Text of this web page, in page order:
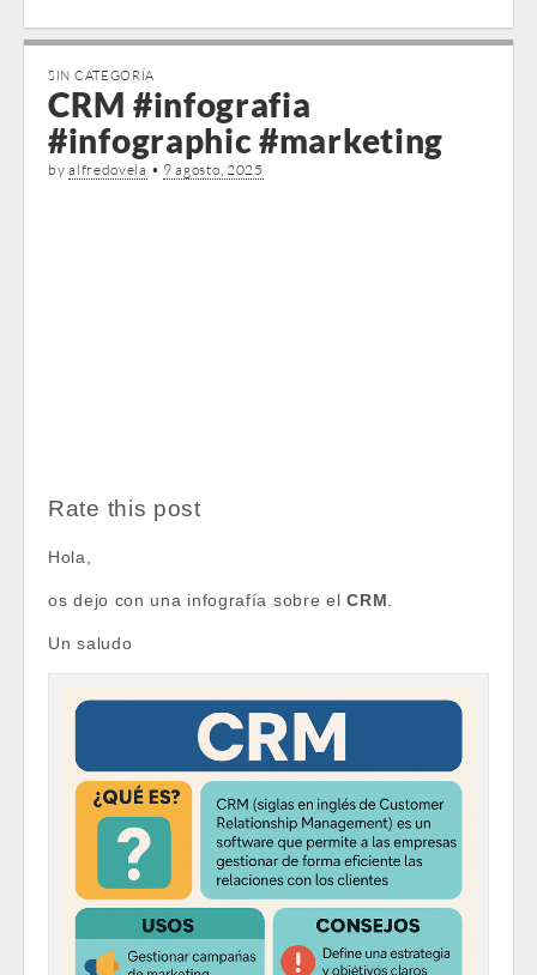
SIN CATEGORÍA
CRM #infografia
#infographic #marketing
byalfredovela • 9 agosto, 2025
Rate this post
Hola,
os dejo con una infografía sobre elCRM
Un saludo